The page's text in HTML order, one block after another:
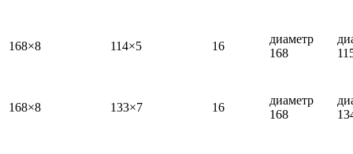
168×8 114×5 16
диаметр
168
168×8 133×7 16
диаметр
168